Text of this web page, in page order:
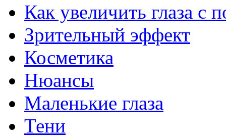
Как увеличить глаза
Зрительный эффект
Косметика
Нюансы
Маленькие глаза
Тени